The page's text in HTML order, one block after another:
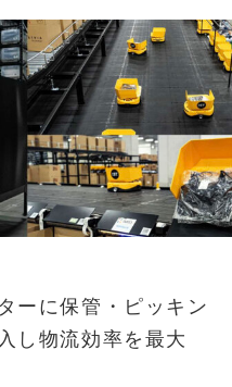
ーに保管・ピッキン
し物流効率を最大